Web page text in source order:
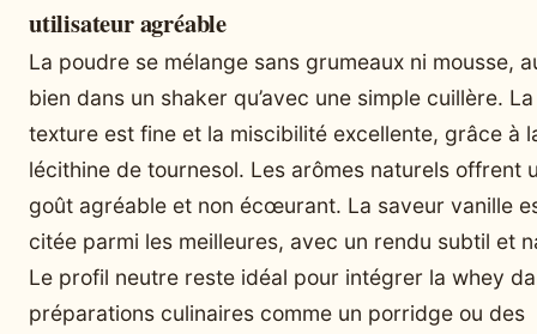
utilisateur agréable
La poudre se mélange sans grumeaux ni mousse,
bien dans un shaker qu’avec une simple cuillère. La
texture est fine et la miscibilité excellente, grâce à
lécithine de tournesol. Les arômes naturels offrent
goût agréable et non écœurant. La saveur vanille
citée parmi les meilleures, avec un rendu subtil et
Le profil neutre reste idéal pour intégrer la whey
préparations culinaires comme un porridge ou des